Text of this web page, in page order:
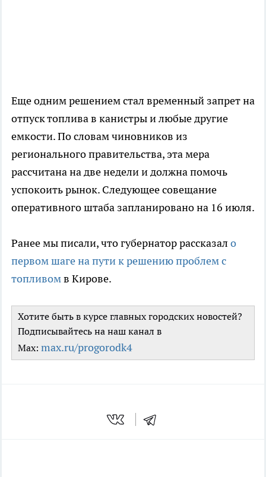
Еще одним решением стал временный запрет на
отпуск топлива в канистры и любые другие
емкости. По словам чиновников из
регионального правительства, эта мера
рассчитана на две недели и должна помочь
успокоить рынок. Следующее совещание
оперативного штаба запланировано на 16 июля.
Ранее мы писали, что губернатор рассказал о
первом шаге на пути к решению проблем с
топливомв Кирове.
Хотите быть в курсе главных городских новостей?
Подписывайтесь на наш канал в
Max: max.ru/progorodk4